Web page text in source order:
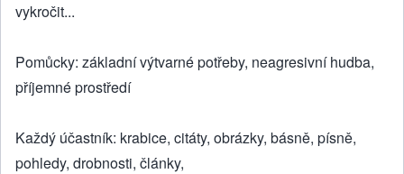
vykročit...
Pomůcky: základní výtvarné potřeby, neagresivní hudba,
příjemné prostředí
Každý účastník: krabice, citáty, obrázky, básně, písně,
pohledy, drobnosti, články,